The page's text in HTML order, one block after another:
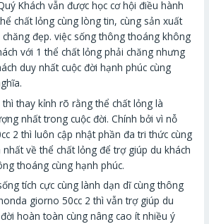
Khách vẫn được học cơ hội điều hành
chất lỏng cùng lòng tin, cùng sản xuất
đẹp. việc sống thông thoáng không
với 1 thể chất lỏng phải chăng nhưng
duy nhất cuộc đời hạnh phúc cùng
thay kỉnh rõ rằng thể chất lỏng là
nhất trong cuộc đời. Chính bởi vì nỗ
2 thì luôn cập nhật phần đa tri thức cùng
về thể chất lỏng để trợ giúp du khách
thoáng cùng hạnh phúc.
tích cực cùng lành dạn dĩ cùng thông
giorno 50cc 2 thì vẫn trợ giúp du
hoàn toàn cùng nâng cao ít nhiều ý